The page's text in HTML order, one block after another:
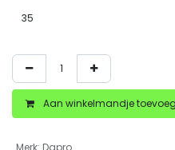
Aan winkelmandje
Merk: Dapro